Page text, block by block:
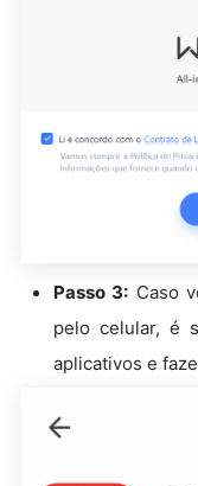
Passo 3: Caso
pelo celular, é
aplicativos e